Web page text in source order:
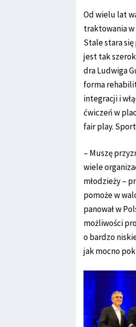
Od wielu lat
traktowania w
Stale stara
jest tak
dra Ludwiga
forma
integracji i
ćwiczeń w
fair play.
– Muszę
wiele
młodzieży –
pomoże w
panował w
możliwości
o bardzo
jak mocno